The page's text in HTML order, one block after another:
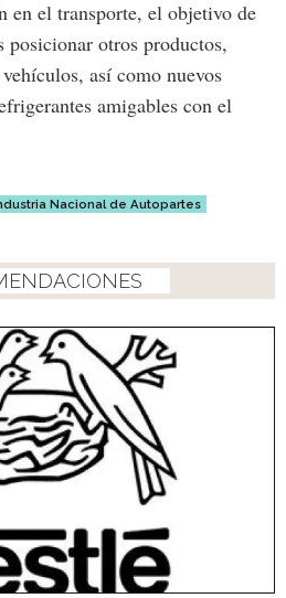
en el transporte, el objetivo de
otros productos,
así como nuevos
amigables con el
Nacional de Autopartes